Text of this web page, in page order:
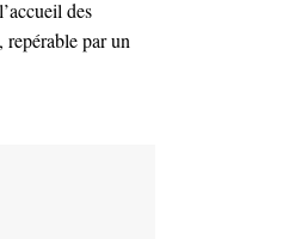
des
repérable par un